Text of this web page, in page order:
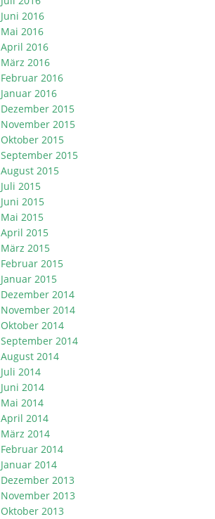
Juni 2016
Mai 2016
April 2016
März 2016
Februar 2016
Januar 2016
Dezember 2015
November 2015
Oktober 2015
September 2015
August 2015
Juli 2015
Juni 2015
Mai 2015
April 2015
März 2015
Februar 2015
Januar 2015
Dezember 2014
November 2014
Oktober 2014
September 2014
August 2014
Juli 2014
Juni 2014
Mai 2014
April 2014
März 2014
Februar 2014
Januar 2014
Dezember 2013
November 2013
Oktober 2013